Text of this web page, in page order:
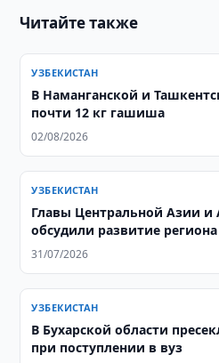
Читайте также
УЗБЕКИСТАН
В Наманганской и
почти 12 кг гашиша
02/08/2026
УЗБЕКИСТАН
Главы Центральной Азии и
обсудили развитие
совместную декларацию
31/07/2026
УЗБЕКИСТАН
В Бухарской области
при поступлении в вуз